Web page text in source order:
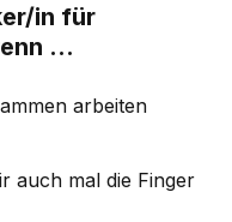
in für
…
arbeiten
auch mal die Finger